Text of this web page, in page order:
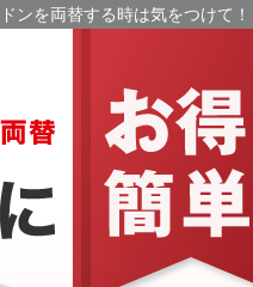
ンを両替する時は気をつけて